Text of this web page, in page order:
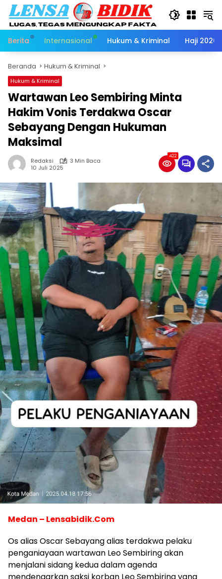
Langsung
konten
Berita
Internasional Hukum & Kriminal Haji 2026
Beranda Hukum & Kriminal
Hukum & Kriminal
Wartawan Leo Sembiring Minta
Hakim Vonis Terdakwa Oscar
Sebayang Dengan Hukuman
Maksimal
Redaksi
3 Min Baca
10 Juli 2025
422
Medan – Lensabidik.Com
Os alias Oscar Sebayang alias terdakwa pelaku
penganiayaan wartawan Leo Sembiring akan
menjalani sidang kedua dalam agenda
mendengarkan saksi korban Leo Sembiring yang